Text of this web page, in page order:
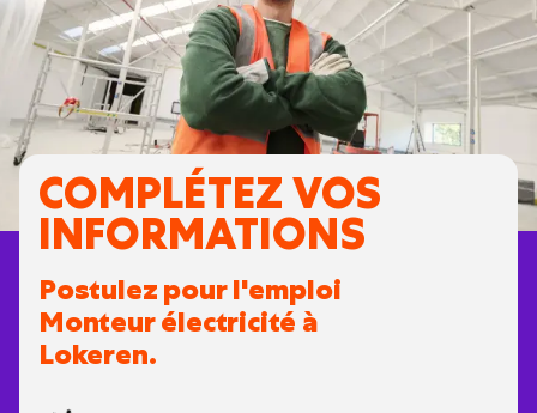
COMPLÉTEZ VOS
INFORMATIONS
Postulez pour l'emploi
Monteur électricité à
Lokeren.